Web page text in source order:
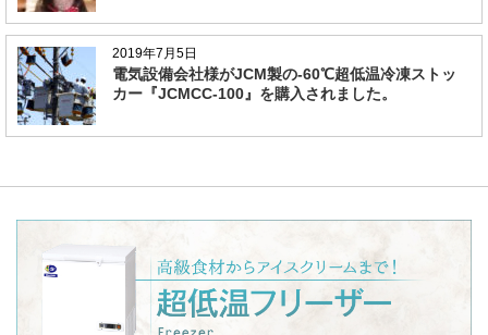
2019年7月5日
電気設備会社様がJCM製の-60℃超低温冷凍ストッ
カー『JCMCC-100』を購入されました。